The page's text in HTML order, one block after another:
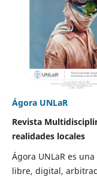
Ágora UNLaR
Revista
realidades locales
Ágora UNLaR es
libre, digital,